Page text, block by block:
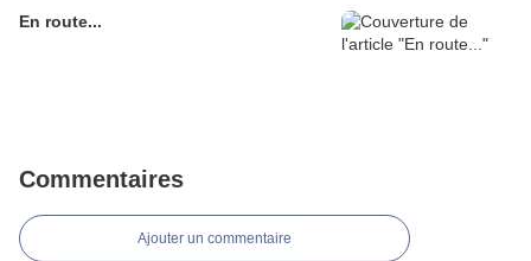
En route...
Commentaires
Ajouter un commentaire